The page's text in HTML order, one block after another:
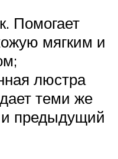
Помогает
мягким и
люстра
теми же
и предыдущий